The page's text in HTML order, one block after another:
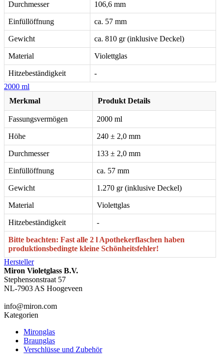
Durchmesser 106,6 mm
Einfüllöffnung ca. 57 mm
Gewicht ca. 810 gr (inklusive Deckel)
Material Violettglas
Hitzebeständigkeit
-
2000 ml
Merkmal
Produkt Details
Fassungsvermögen 2000 ml
Höhe 240 ± 2,0 mm
Durchmesser 133 ± 2,0 mm
Einfüllöffnung ca. 57 mm
Gewicht 1.270 gr (inklusive Deckel)
Material Violettglas
Hitzebeständigkeit -
Bitte beachten: Fast alle 2 l Apothekerflaschen haben
produktionsbedingte kleine Schönheitsfehler!
Hersteller
Miron Violetglass B.V.
Stephensonstraat 57
NL-7903 AS Hoogeveen
info@miron.com
Kategorien
Mironglas
Braunglas
Verschlüsse und Zubehör